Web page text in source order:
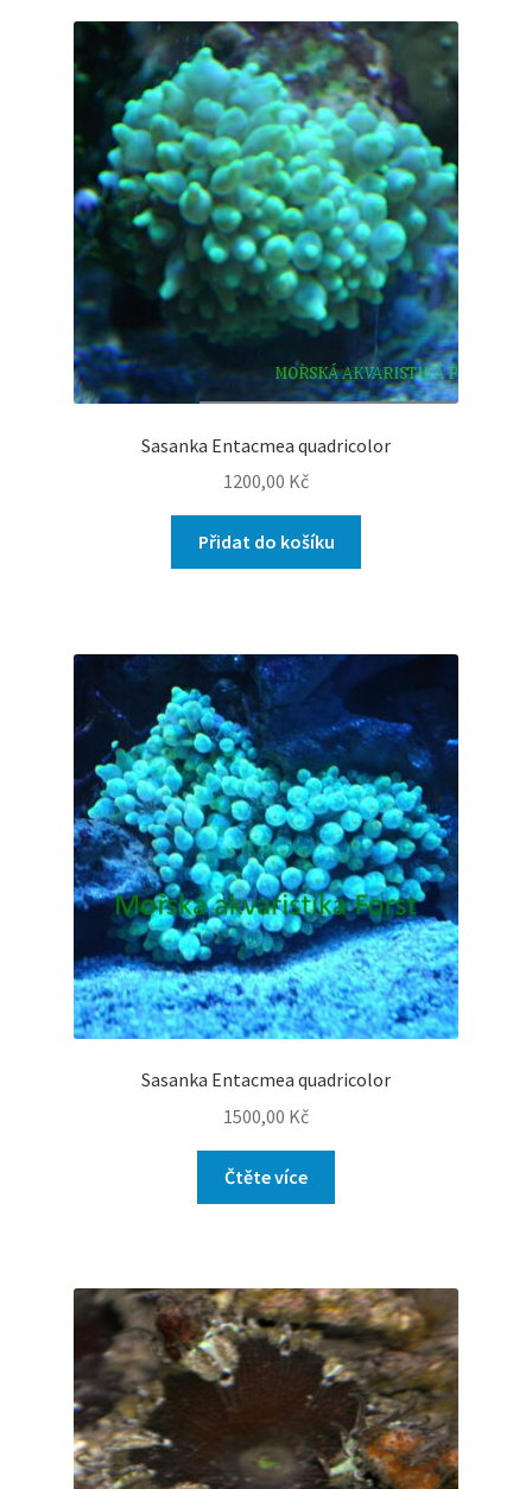
Sasanka Entacmea quadricolor
1200,00 Kč
Přidat do košíku
Sasanka Entacmea quadricolor
1500,00 Kč
Čtěte více